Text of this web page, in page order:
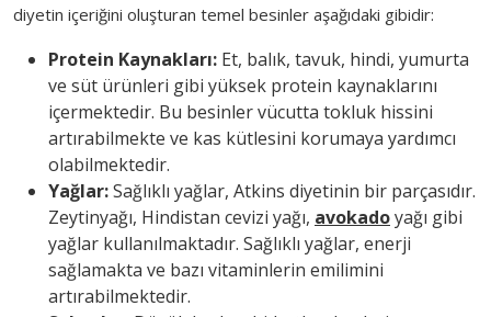
diyetin içeriğini oluşturan temel besinler aşağıdaki gibidir:
Protein Kaynakları: Et, balık, tavuk, hindi, yumurta
ve süt ürünleri gibi yüksek protein kaynaklarını
içermektedir. Bu besinler vücutta tokluk hissini
artırabilmekte ve kas kütlesini korumaya yardımcı
olabilmektedir.
Yağlar:Sağlıklı yağlar, Atkins diyetinin bir parçasıdır.
Zeytinyağı, Hindistan cevizi yağı, avokadoyağı gibi
yağlar kullanılmaktadır. Sağlıklı yağlar, enerji
sağlamakta ve bazı vitaminlerin emilimini
artırabilmektedir.